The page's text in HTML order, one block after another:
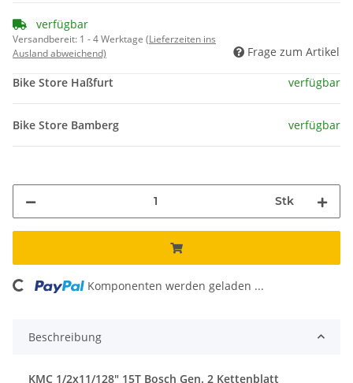
verfügbar
Versandbereit: 1 - 4 Werktage (Lieferzeiten ins
Ausland abweichend)
Frage zum Artikel
Bike Store Haßfurt verfügbar
Bike Store Bamberg verfügbar
Stk
Komponenten werden geladen ...
Beschreibung
KMC 1/2x11/128" 15T Bosch Gen. 2 Kettenblatt